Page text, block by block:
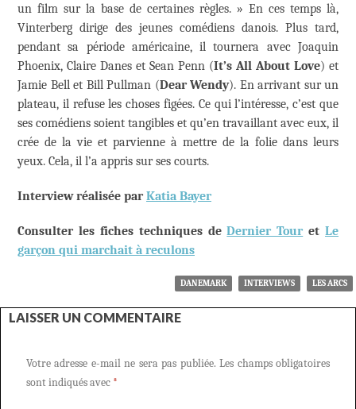
un film sur la base de certaines règles. » En ces temps là,
Vinterberg dirige des jeunes comédiens danois. Plus tard,
pendant sa période américaine, il tournera avec Joaquin
Phoenix, Claire Danes et Sean Penn (It’s All About Love) et
Jamie Bell et Bill Pullman (Dear Wendy). En arrivant sur un
plateau, il refuse les choses figées. Ce qui l’intéresse, c’est que
ses comédiens soient tangibles et qu’en travaillant avec eux, il
crée de la vie et parvienne à mettre de la folie dans leurs
yeux. Cela, il l’a appris sur ses courts.
Interview réalisée par Katia Bayer
Consulter les fiches techniques deDernier Touret Le
garçon qui marchait à reculons
DANEMARK INTERVIEWS LES ARCS
LAISSER UN COMMENTAIRE
Votre adresse e-mail ne sera pas publiée. Les champs obligatoires
sont indiqués avec *